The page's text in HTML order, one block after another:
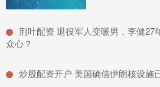
荆叶配资 退役军人变暖男，李健27
众心？
炒股配资开户 美国确信伊朗核设施